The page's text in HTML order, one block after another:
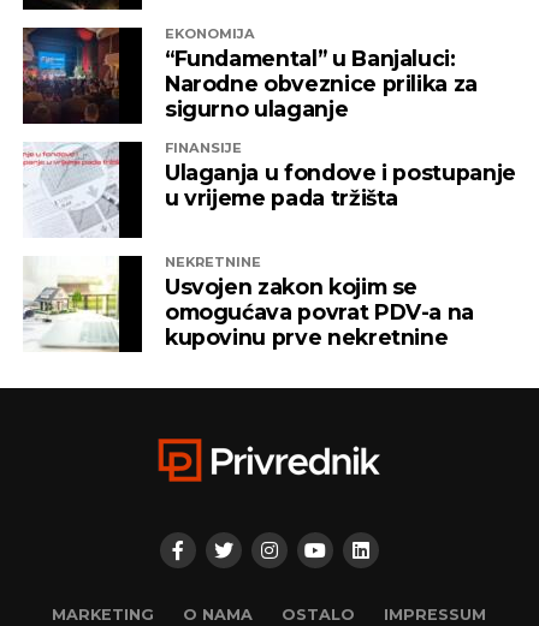
EKONOMIJA
“Fundamental” u Banjaluci:
Narodne obveznice prilika za
sigurno ulaganje
FINANSIJE
Ulaganja u fondove i postupanje
u vrijeme pada tržišta
NEKRETNINE
Usvojen zakon kojim se
omogućava povrat PDV-a na
kupovinu prve nekretnine
MARKETING O NAMA OSTALO IMPRESSUM